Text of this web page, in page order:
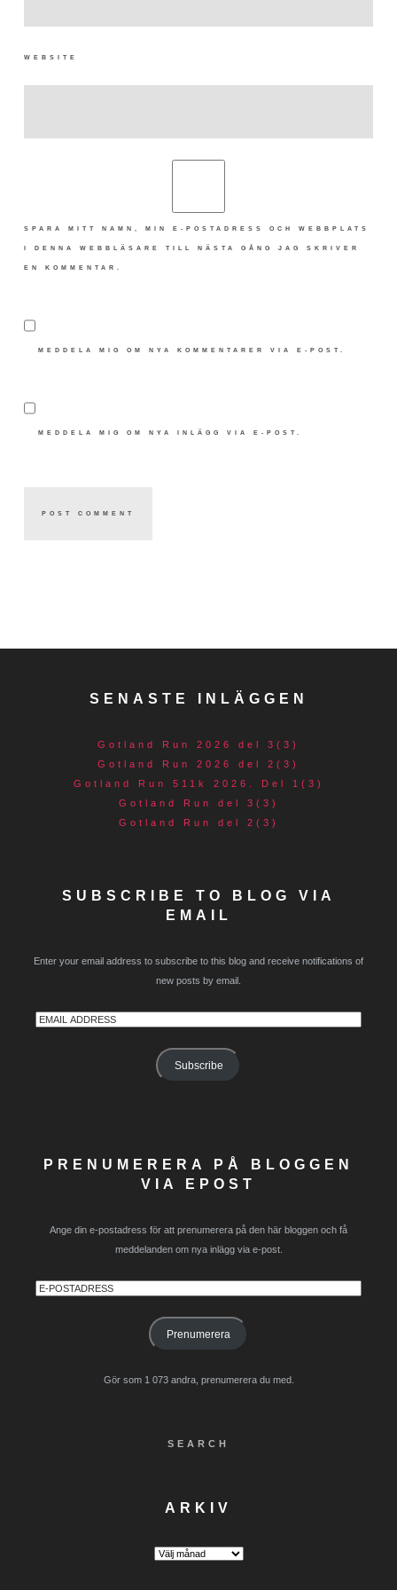
WEBSITE
SPARA MITT NAMN, MIN E-POSTADRESS OCH WEBBPLATS
I DENNA WEBBLÄSARE TILL NÄSTA GÅNG JAG SKRIVER
EN KOMMENTAR.
MEDDELA MIG OM NYA KOMMENTARER VIA E-POST.
MEDDELA MIG OM NYA INLÄGG VIA E-POST.
SENASTE INLÄGGEN
Gotland Run 2026 del 3(3)
Gotland Run 2026 del 2(3)
Gotland Run 511k 2026. Del 1(3)
Gotland Run del 3(3)
Gotland Run del 2(3)
SUBSCRIBE TO BLOG VIA
EMAIL
Enter your email address to subscribe to this blog and receive notifications of
new posts by email.
Email
Subscribe
PRENUMERERA PÅ BLOGGEN
VIA EPOST
Ange din e-postadress för att prenumerera på den här bloggen och få
meddelanden om nya inlägg via e-post.
E-
Prenumerera
Gör som 1 073 andra, prenumerera du med.
SEARCH
ARKIV
Arkiv